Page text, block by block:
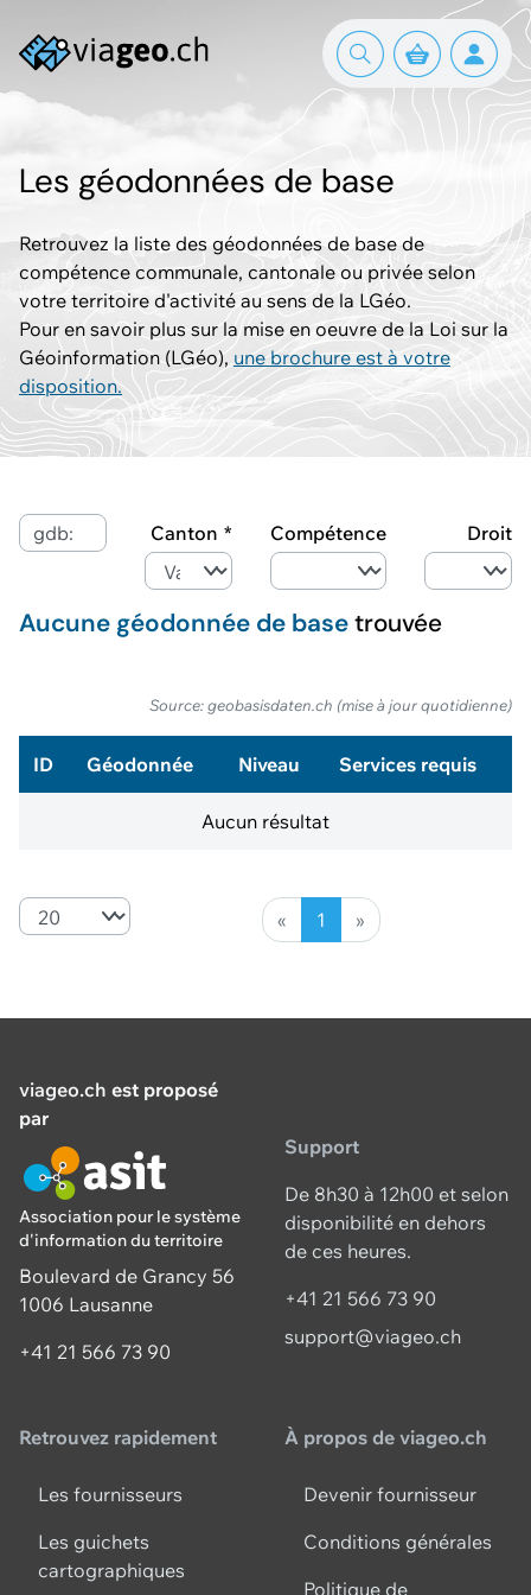
Les géodonnées de base
Retrouvez la liste des géodonnées de base de
compétence communale, cantonale ou privée selon
votre territoire d'activité au sens de la LGéo.
Pour en savoir plus sur la mise en oeuvre de la Loi sur la
Géoinformation (LGéo), une brochure est à votre
disposition.
Mots-clés ou IDCanton Compétence Droit
Aucune géodonnée de basetrouvée
Source: geobasisdaten.ch (mise à jour quotidienne)
ID Géodonnée Niveau Services requis
Aucun résultat
« 1 »
viageo.ch est proposé
par
Association pour le système
d'information du territoire
Boulevard de Grancy 56
1006 Lausanne
+41 21 566 73 90
Support
De 8h30 à 12h00 et selon
disponibilité en dehors
de ces heures.
+41 21 566 73 90
support@viageo.ch
Retrouvez rapidement
Les fournisseurs
Les guichets
cartographiques
À propos de viageo.ch
Devenir fournisseur
Conditions générales
Politique de